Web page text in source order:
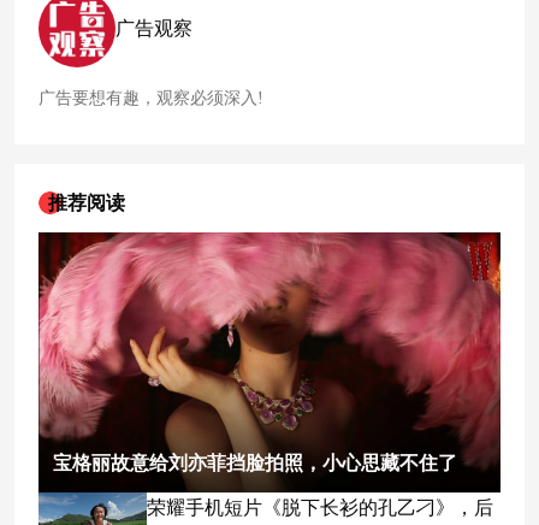
广告观察
广告要想有趣，观察必须深入!
推荐阅读
宝格丽故意给刘亦菲挡脸拍照，小心思藏不住了
荣耀手机短片《脱下长衫的孔乙刁》，后